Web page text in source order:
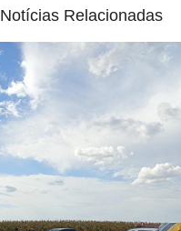
Notícias Relacionadas